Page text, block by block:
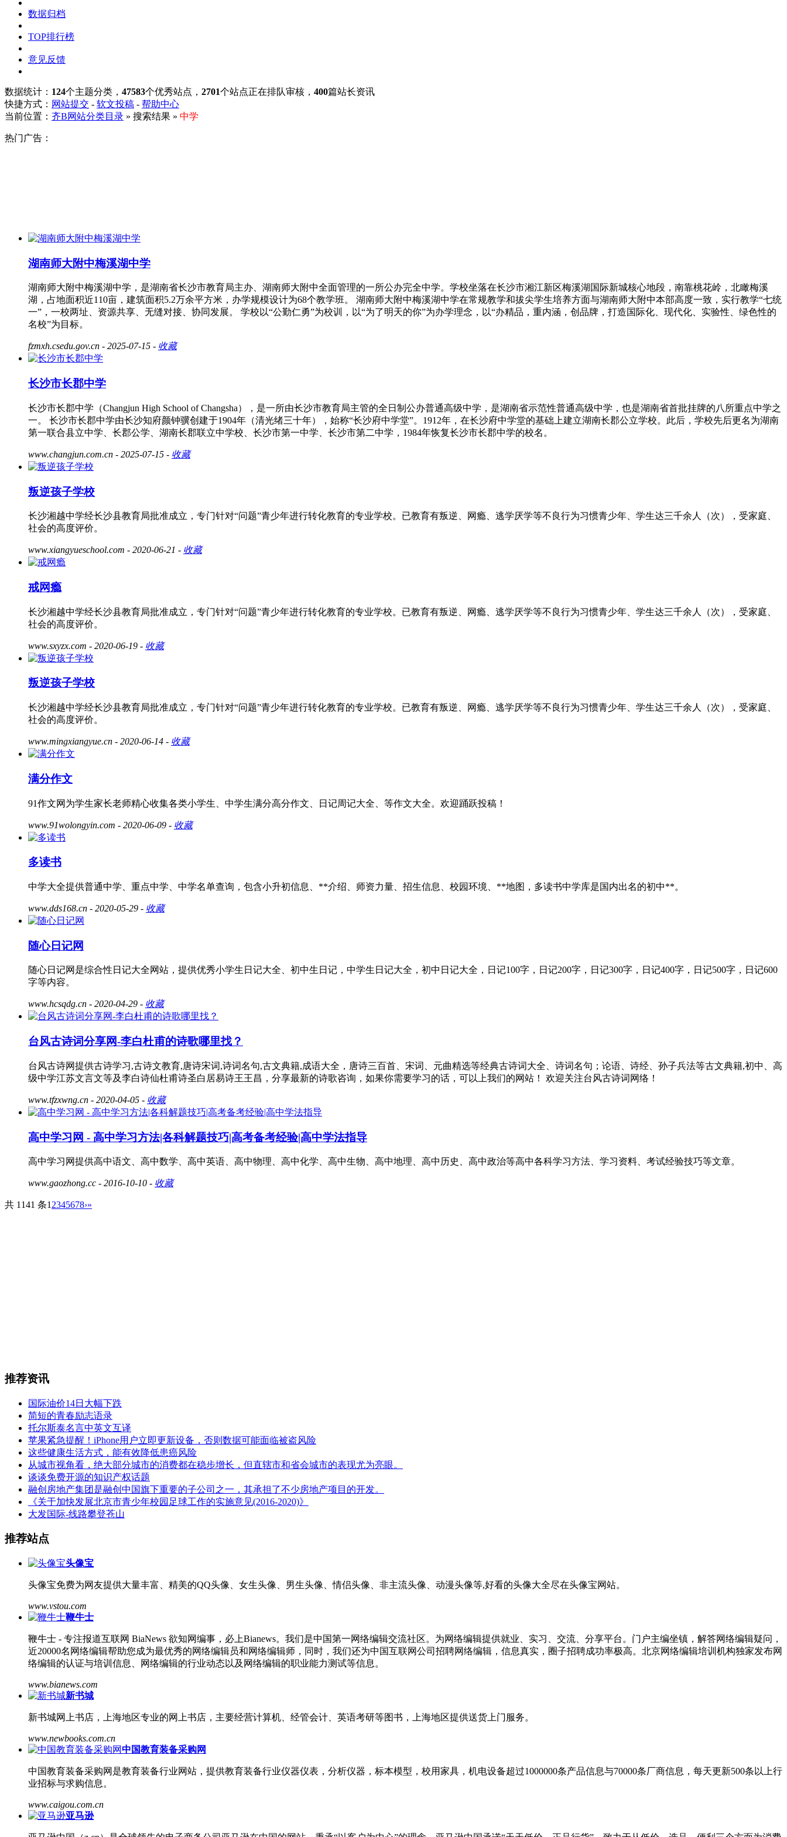
数据归档
TOP排行榜
意见反馈
数据统计： 124个主题分类， 47583个优秀站点， 2701个站点正在排队审核， 400篇站长资讯
快捷方式： 网站提交 - 软文投稿 - 帮助中心
当前位置： 齐B网站分类目录 » 搜索结果 » 中学
热门广告：
湖南师大附中梅溪湖中学
湖南师大附中梅溪湖中学，是湖南省长沙市教育局主办、湖南师大附中全面管理的一所公办完全中学。学校坐落在长沙市湘江新区梅溪湖国际新城核心地段，南靠桃花岭，北瞰梅溪
湖，占地面积近110亩，建筑面积5.2万余平方米，办学规模设计为68个教学班。 湖南师大附中梅溪湖中学在常规教学和拔尖学生培养方面与湖南师大附中本部高度一致，实行教学“七统
一”，一校两址、资源共享、无缝对接、协同发展。 学校以“公勤仁勇”为校训，以“为了明天的你”为办学理念，以“办精品，重内涵，创品牌，打造国际化、现代化、实验性、绿色性的
名校”为目标。
fzmxh.csedu.gov.cn - 2025-07-15 - 收藏
长沙市长郡中学
长沙市长郡中学（Changjun High School of Changsha），是一所由长沙市教育局主管的全日制公办普通高级中学，是湖南省示范性普通高级中学，也是湖南省首批挂牌的八所重点中学之
一。 长沙市长郡中学由长沙知府颜钟骥创建于1904年（清光绪三十年），始称“长沙府中学堂”。1912年，在长沙府中学堂的基础上建立湖南长郡公立学校。此后，学校先后更名为湖南
第一联合县立中学、长郡公学、湖南长郡联立中学校、长沙市第一中学、长沙市第二中学，1984年恢复长沙市长郡中学的校名。
www.changjun.com.cn - 2025-07-15 - 收藏
叛逆孩子学校
长沙湘越中学经长沙县教育局批准成立，专门针对“问题”青少年进行转化教育的专业学校。已教育有叛逆、网瘾、逃学厌学等不良行为习惯青少年、学生达三千余人（次），受家庭、
社会的高度评价。
www.xiangyueschool.com - 2020-06-21 - 收藏
戒网瘾
长沙湘越中学经长沙县教育局批准成立，专门针对“问题”青少年进行转化教育的专业学校。已教育有叛逆、网瘾、逃学厌学等不良行为习惯青少年、学生达三千余人（次），受家庭、
社会的高度评价。
www.sxyzx.com - 2020-06-19 - 收藏
叛逆孩子学校
长沙湘越中学经长沙县教育局批准成立，专门针对“问题”青少年进行转化教育的专业学校。已教育有叛逆、网瘾、逃学厌学等不良行为习惯青少年、学生达三千余人（次），受家庭、
社会的高度评价。
www.mingxiangyue.cn - 2020-06-14 - 收藏
满分作文
91作文网为学生家长老师精心收集各类小学生、中学生满分高分作文、日记周记大全、等作文大全。欢迎踊跃投稿！
www.91wolongyin.com - 2020-06-09 - 收藏
多读书
中学大全提供普通中学、重点中学、中学名单查询，包含小升初信息、**介绍、师资力量、招生信息、校园环境、**地图，多读书中学库是国内出名的初中**。
www.dds168.cn - 2020-05-29 - 收藏
随心日记网
随心日记网是综合性日记大全网站，提供优秀小学生日记大全、初中生日记，中学生日记大全，初中日记大全，日记100字，日记200字，日记300字，日记400字，日记500字，日记600
字等内容。
www.hcsqdg.cn - 2020-04-29 - 收藏
台风古诗词分享网-李白杜甫的诗歌哪里找？
台风古诗网提供古诗学习,古诗文教育,唐诗宋词,诗词名句,古文典籍,成语大全，唐诗三百首、宋词、元曲精选等经典古诗词大全、诗词名句；论语、诗经、孙子兵法等古文典籍,初中、高
级中学江苏文言文等及李白诗仙杜甫诗圣白居易诗王王昌，分享最新的诗歌咨询，如果你需要学习的话，可以上我们的网站！ 欢迎关注台风古诗词网络！
www.tfzxwng.cn - 2020-04-05 - 收藏
高中学习网 - 高中学习方法|各科解题技巧|高考备考经验|高中学法指导
高中学习网提供高中语文、高中数学、高中英语、高中物理、高中化学、高中生物、高中地理、高中历史、高中政治等高中各科学习方法、学习资料、考试经验技巧等文章。
www.gaozhong.cc - 2016-10-10 - 收藏
共 1141 条1 2345678›»
推荐资讯
国际油价14日大幅下跌
简短的青春励志语录
托尔斯泰名言中英文互译
苹果紧急提醒！iPhone用户立即更新设备，否则数据可能面临被盗风险
这些健康生活方式，能有效降低患癌风险
从城市视角看，绝大部分城市的消费都在稳步增长，但直辖市和省会城市的表现尤为亮眼。
谈谈免费开源的知识产权话题
融创房地产集团是融创中国旗下重要的子公司之一，其承担了不少房地产项目的开发。
《关于加快发展北京市青少年校园足球工作的实施意见(2016-2020)》
大发国际-线路攀登苍山
推荐站点
头像宝
头像宝免费为网友提供大量丰富、精美的QQ头像、女生头像、男生头像、情侣头像、非主流头像、动漫头像等,好看的头像大全尽在头像宝网站。
www.vstou.com
鞭牛士
鞭牛士 - 专注报道互联网 BiaNews 欲知网编事，必上Bianews。我们是中国第一网络编辑交流社区。为网络编辑提供就业、实习、交流、分享平台。门户主编坐镇，解答网络编辑疑问，
近20000名网络编辑帮助您成为最优秀的网络编辑员和网络编辑师，同时，我们还为中国互联网公司招聘网络编辑，信息真实，圈子招聘成功率极高。北京网络编辑培训机构独家发布网
络编辑的认证与培训信息、网络编辑的行业动态以及网络编辑的职业能力测试等信息。
www.bianews.com
新书城
新书城网上书店，上海地区专业的网上书店，主要经营计算机、经管会计、英语考研等图书，上海地区提供送货上门服务。
www.newbooks.com.cn
中国教育装备采购网
中国教育装备采购网是教育装备行业网站，提供教育装备行业仪器仪表，分析仪器，标本模型，校用家具，机电设备超过1000000条产品信息与70000条厂商信息，每天更新500条以上行
业招标与求购信息。
www.caigou.com.cn
亚马逊